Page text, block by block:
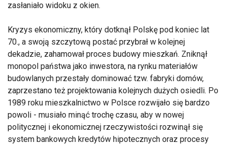
zasłaniało widoku z okien.
Kryzys ekonomiczny, który dotknął Polskę pod koniec lat
70., a swoją szczytową postać przybrał w kolejnej
dekadzie, zahamował proces budowy mieszkań. Zniknął
monopol państwa jako inwestora, na rynku materiałów
budowlanych przestały dominować tzw. fabryki domów,
zaprzestano też projektowania kolejnych dużych osiedli. Po
1989 roku mieszkalnictwo w Polsce rozwijało się bardzo
powoli - musiało minąć trochę czasu, aby w nowej
politycznej i ekonomicznej rzeczywistości rozwinął się
system bankowych kredytów hipotecznych oraz procesy